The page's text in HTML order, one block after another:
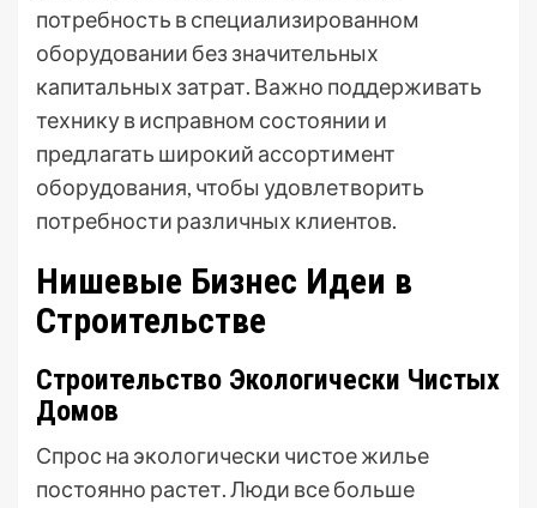
потребность в специализированном
оборудовании без значительных
капитальных затрат. Важно поддерживать
технику в исправном состоянии и
предлагать широкий ассортимент
оборудования, чтобы удовлетворить
потребности различных клиентов.
Нишевые Бизнес Идеи в
Строительстве
Строительство Экологически Чистых
Домов
Спрос на экологически чистое жилье
постоянно растет. Люди все больше